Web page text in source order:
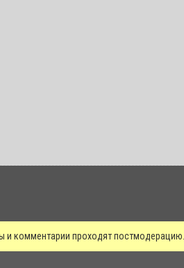
и комментарии проходят постмодерацию.